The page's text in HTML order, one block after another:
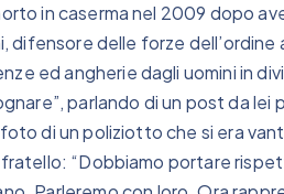
in caserma nel 2009 dopo
delle forze dell’ordine
ed angherie dagli uomini in
parlando di un post da lei
di un poliziotto che si era
“Dobbiamo portare